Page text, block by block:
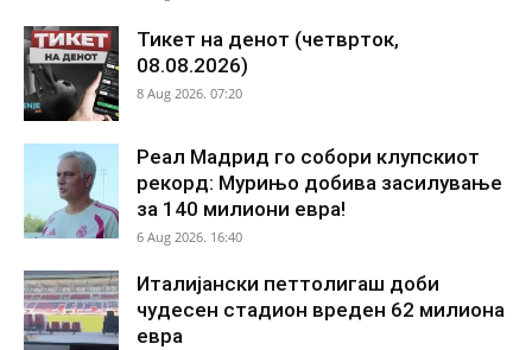
Тикет на денот (четврток,
08.08.2026)
8 Aug 2026. 07:20
Реал Мадрид го собори клупскиот
рекорд: Мурињо добива засилување
за 140 милиони евра!
6 Aug 2026. 16:40
Италијански петтолигаш доби
чудесен стадион вреден 62 милиона
евра